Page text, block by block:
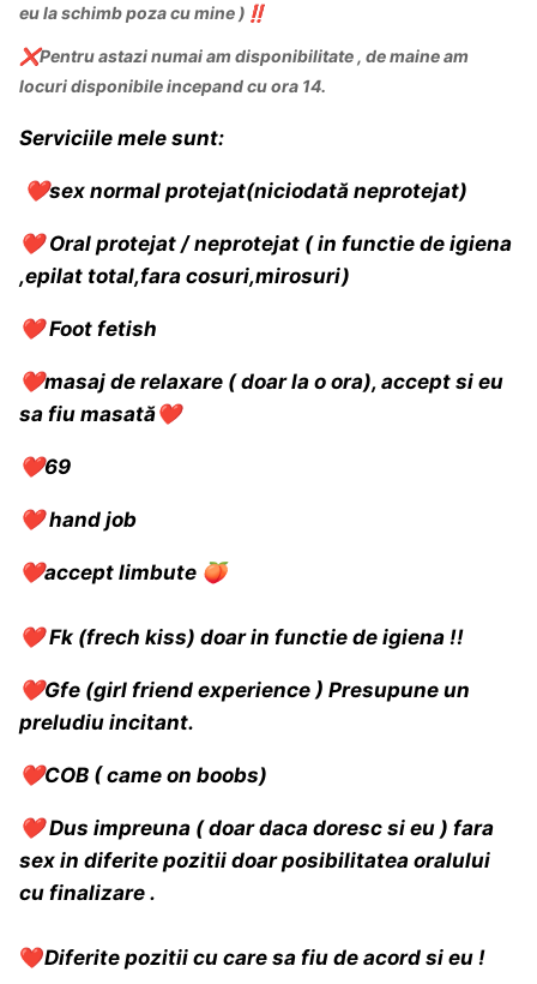
eu la schimb poza cu mine ) ‼️
❌Pentru astazi numai am disponibilitate , de maine am
locuri disponibile incepand cu ora 14.
Serviciile mele sunt:
❤️sex normal protejat(niciodată neprotejat)
❤️ Oral protejat / neprotejat ( in functie de igiena
,epilat total,fara cosuri,mirosuri)
❤️Foot fetish
❤️masaj de relaxare ( doar la o ora), accept si eu
sa fiu masată❤️
❤️69
❤️ hand job
❤️accept limbute 🍑
❤️ Fk (frech kiss) doar in functie de igiena !!
❤️Gfe (girl friend experience ) Presupune un
preludiu incitant.
❤️COB ( came on boobs)
❤️Dus impreuna ( doar daca doresc si eu ) fara
sex in diferite pozitii doar posibilitatea oralului
cu finalizare .
❤️Diferite pozitii cu care sa fiu de acord si eu !